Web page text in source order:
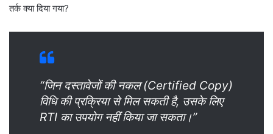
तर्क क्या दिया गया?
“जिन दस्तावेजों की नकल (Certified Copy)
विधि की प्रक्रिया से मिल सकती है, उसके लिए
RTI का उपयोग नहीं किया जा सकता।”